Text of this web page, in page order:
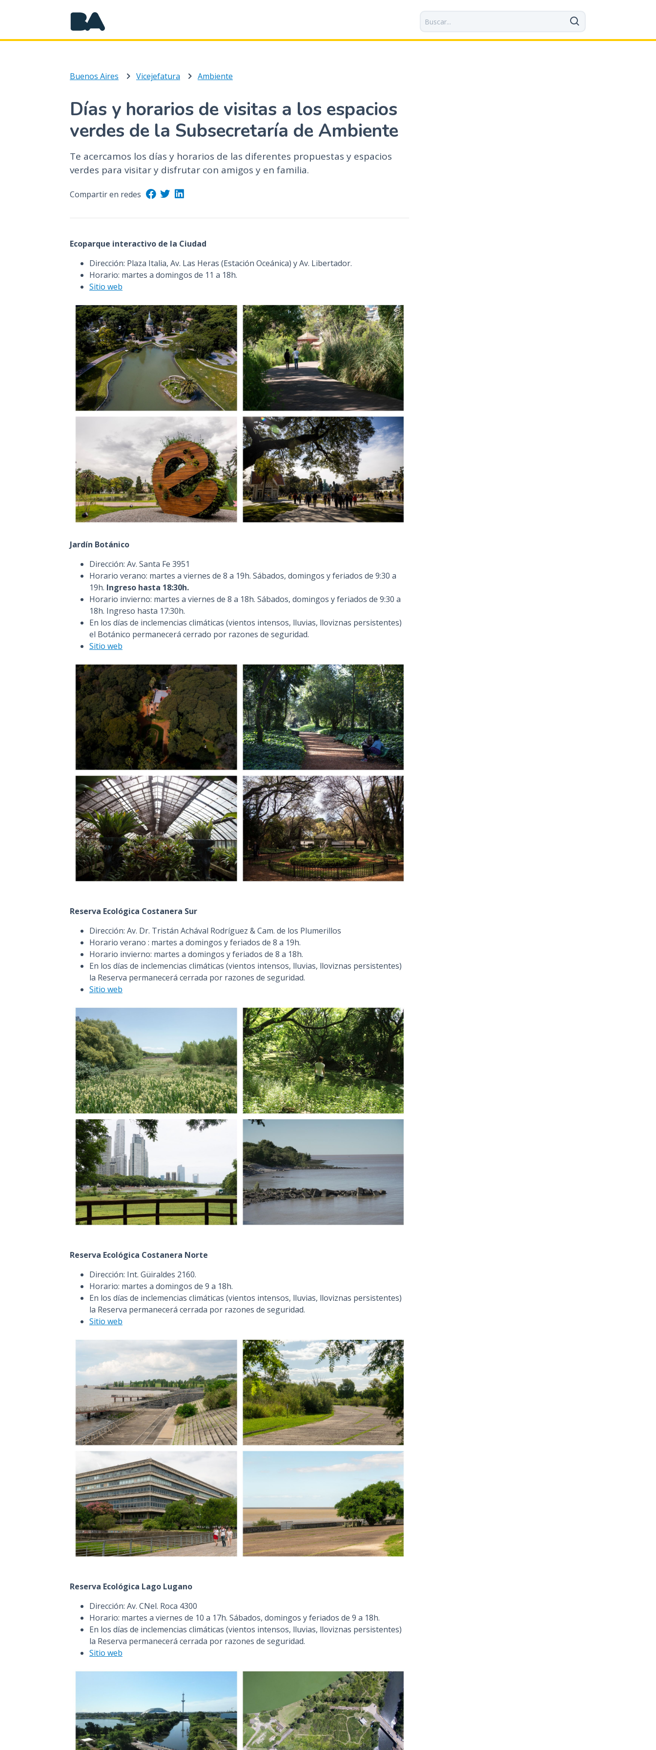
a
n
e
i
i
p
Buenos Aires Vicejefatura Ambiente
Días y horarios de visitas a los espacios
verdes de la Subsecretaría de Ambiente
Te acercamos los días y horarios de las diferentes propuestas y espacios
verdes para visitar y disfrutar con amigos y en familia.
Compartir en redes
Ecoparque interactivo de la Ciudad
Dirección: Plaza Italia, Av. Las Heras (Estación Oceánica) y Av. Libertador.
Horario: martes a domingos de 11 a 18h.
Sitio web
Jardín Botánico
Dirección: Av. Santa Fe 3951
Horario verano: martes a viernes de 8 a 19h. Sábados, domingos y feriados de 9:30 a
19h. Ingreso hasta 18:30h.
Horario invierno: martes a viernes de 8 a 18h. Sábados, domingos y feriados de 9:30 a
18h. Ingreso hasta 17:30h.
En los días de inclemencias climáticas (vientos intensos, lluvias, lloviznas persistentes)
el Botánico permanecerá cerrado por razones de seguridad.
Sitio web
Reserva Ecológica Costanera Sur
Dirección: Av. Dr. Tristán Achával Rodríguez & Cam. de los Plumerillos
Horario verano : martes a domingos y feriados de 8 a 19h.
Horario invierno: martes a domingos y feriados de 8 a 18h.
En los días de inclemencias climáticas (vientos intensos, lluvias, lloviznas persistentes)
la Reserva permanecerá cerrada por razones de seguridad.
Sitio web
Reserva Ecológica Costanera Norte
Dirección: Int. Güiraldes 2160.
Horario: martes a domingos de 9 a 18h.
En los días de inclemencias climáticas (vientos intensos, lluvias, lloviznas persistentes)
la Reserva permanecerá cerrada por razones de seguridad.
Sitio web
Reserva Ecológica Lago Lugano
Dirección: Av. CNel. Roca 4300
Horario: martes a viernes de 10 a 17h. Sábados, domingos y feriados de 9 a 18h.
En los días de inclemencias climáticas (vientos intensos, lluvias, lloviznas persistentes)
la Reserva permanecerá cerrada por razones de seguridad.
Sitio web